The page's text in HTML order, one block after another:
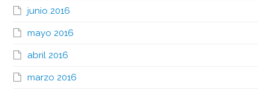
junio 2016
mayo 2016
abril 2016
marzo 2016